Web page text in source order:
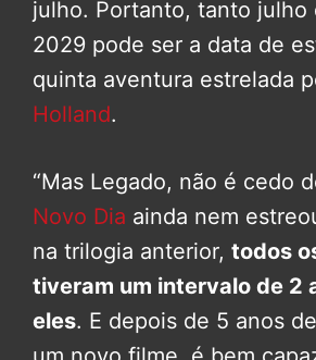
julho. Portanto, tanto julho
2029 pode ser a data de
quinta aventura estrelada
Holland.
“Mas Legado, não é cedo
Novo Dia ainda nem
na trilogia anterior, todos
tiveram um intervalo de 2
eles. E depois de 5 anos